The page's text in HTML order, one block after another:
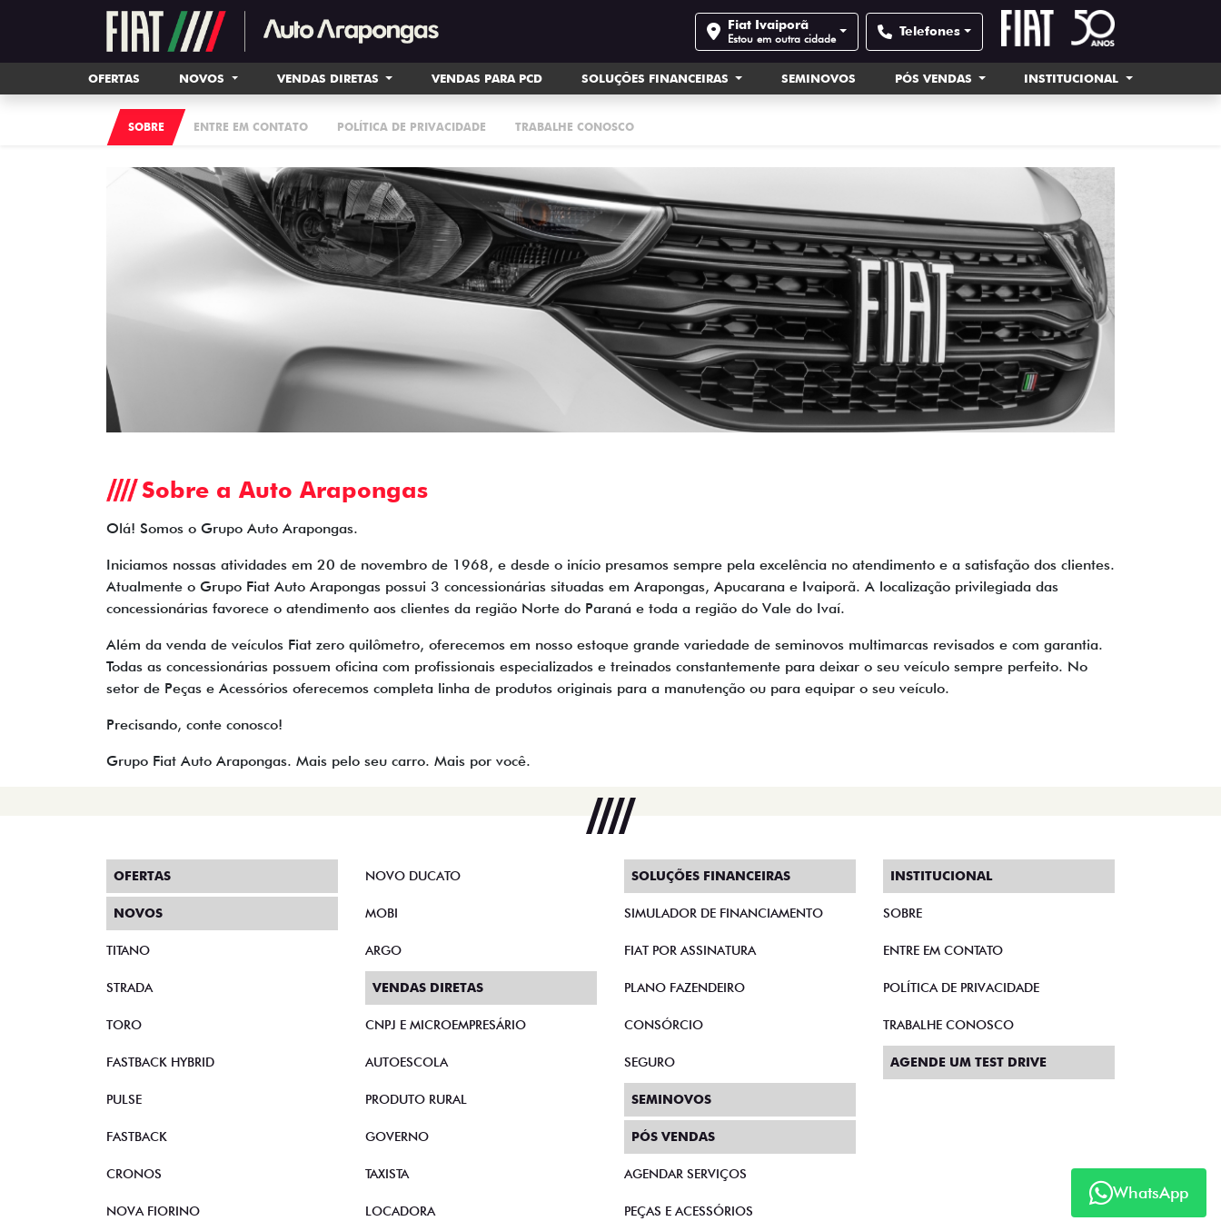
Fiat Ivaiporã
Estou em outra cidade Telefones
OFERTAS NOVOS VENDAS DIRETAS VENDAS PARA PCD SOLUÇÕES FINANCEIRAS SEMINOVOS PÓS VENDAS INSTITUCIONAL
SOBRE ENTRE EM CONTATO POLÍTICA DE PRIVACIDADE TRABALHE CONOSCO
Sobre a Auto Arapongas
Olá! Somos o Grupo Auto Arapongas.
Iniciamos nossas atividades em 20 de novembro de 1968, e desde o início presamos sempre pela excelência no atendimento e a satisfação dos clientes.
Atualmente o Grupo Fiat Auto Arapongas possui 3 concessionárias situadas em Arapongas, Apucarana e Ivaiporã. A localização privilegiada das
concessionárias favorece o atendimento aos clientes da região Norte do Paraná e toda a região do Vale do Ivaí.
Além da venda de veículos Fiat zero quilômetro, oferecemos em nosso estoque grande variedade de seminovos multimarcas revisados e com garantia.
Todas as concessionárias possuem oficina com profissionais especializados e treinados constantemente para deixar o seu veículo sempre perfeito. No
setor de Peças e Acessórios oferecemos completa linha de produtos originais para a manutenção ou para equipar o seu veículo.
Precisando, conte conosco!
Grupo Fiat Auto Arapongas. Mais pelo seu carro. Mais por você.
WhatsApp
OFERTAS
NOVOS
TITANO
STRADA
TORO
FASTBACK HYBRID
PULSE
FASTBACK
CRONOS
NOVA FIORINO
NOVO DUCATO
MOBI
ARGO
VENDAS DIRETAS
CNPJ E MICROEMPRESÁRIO
AUTOESCOLA
PRODUTO RURAL
GOVERNO
TAXISTA
LOCADORA
SOLUÇÕES FINANCEIRAS
SIMULADOR DE FINANCIAMENTO
FIAT POR ASSINATURA
PLANO FAZENDEIRO
CONSÓRCIO
SEGURO
SEMINOVOS
PÓS VENDAS
AGENDAR SERVIÇOS
PEÇAS E ACESSÓRIOS
INSTITUCIONAL
SOBRE
ENTRE EM CONTATO
POLÍTICA DE PRIVACIDADE
TRABALHE CONOSCO
AGENDE UM TEST DRIVE